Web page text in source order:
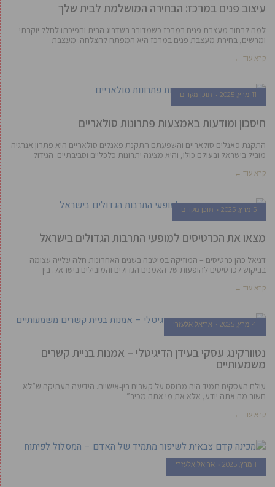
עיצוב פנים במרכז: הבחירה המושלמת לבית שלך
למה לבחור מעצבת פנים במרכז כשמדובר בשדרוג הבית והפיכתו לחלל יוקרתי
ומרשים, בחירת מעצבת פנים במרכז היא המפתח להצלחה. מעצבת
קרא עוד ←
11 מרץ, 2025 תוכן מקודם
חיסכון ומודעות באמצעות פתרונות סולאריים
התקנת פאנלים סולאריים והשפעתם התקנת פאנלים סולאריים היא פתרון אנרגיה
מוביל בישראל ובעולם כולו, והיא מציגה יתרונות כלכליים וסביבתיים. הגידול
קרא עוד ←
5 מרץ, 2025 תוכן מקודם
מצאו את הכרטיסים למופעי התרבות הגדולים בישראל
דניאל כהן כרטיסים – המוזיקה במיטבה בשנים האחרונות חלה עלייה עצומה
בביקוש לכרטיסים להופעות של האמנים הגדולים והמובילים בישראל. בין
קרא עוד ←
4 מרץ, 2025 אריאל אלעזרי
נטוורקינג עסקי בעידן הדיגיטלי – אמנות בניית קשרים
משמעותיים
עולם העסקים תמיד היה מבוסס על קשרים בין-אישיים. הידיעה העתיקה ש”לא
חשוב מה אתה יודע, אלא את מי אתה מכיר”
קרא עוד ←
1 מרץ, 2025 אריאל אלעזרי